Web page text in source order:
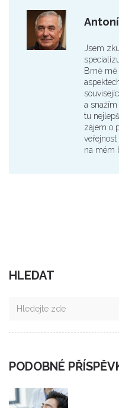
Jsem
Brně
a
tu
zájem o
na mém
HLEDAT
PODOBNÉ